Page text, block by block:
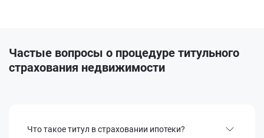
Частые вопросы о процедуре титульного
страхования недвижимости
Что такое титул в страховании ипотеки?